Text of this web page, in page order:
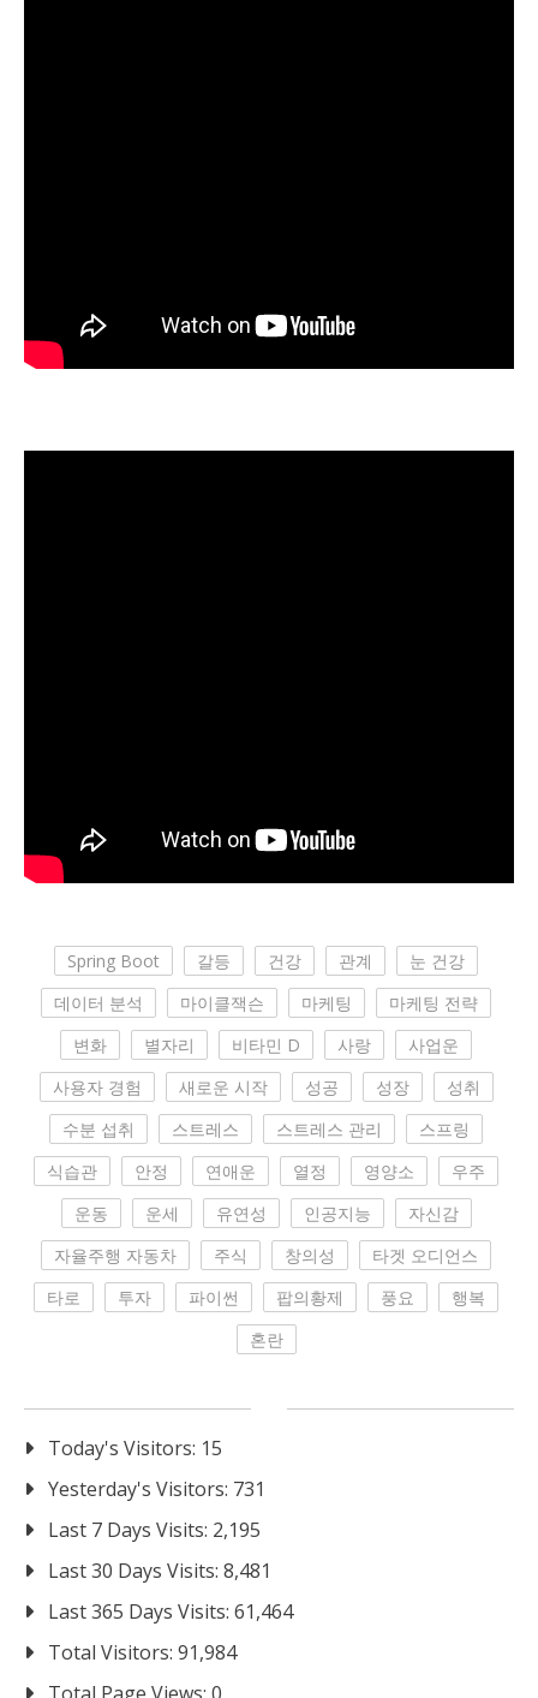
Spring Boot 갈등 건강 관계
눈 건강
데이터 분석
마이클잭슨 마케팅
마케팅 전략
변화
별자리 비타민 D 사랑
사업운
사용자 경험
새로운 시작 성공 성장
성취
수분 섭취
스트레스 스트레스 관리
스프링
식습관
안정 연애운 열정 영양소
우주
운동
운세 유연성 인공지능
자신감
자율주행 자동차
주식 창의성
타겟 오디언스
타로
투자 파이썬 팝의황제 풍요
행복
혼란
Today's Visitors: 15
Yesterday's Visitors: 731
Last 7 Days Visits: 2,195
Last 30 Days Visits: 8,481
Last 365 Days Visits: 61,464
Total Visitors: 91,984